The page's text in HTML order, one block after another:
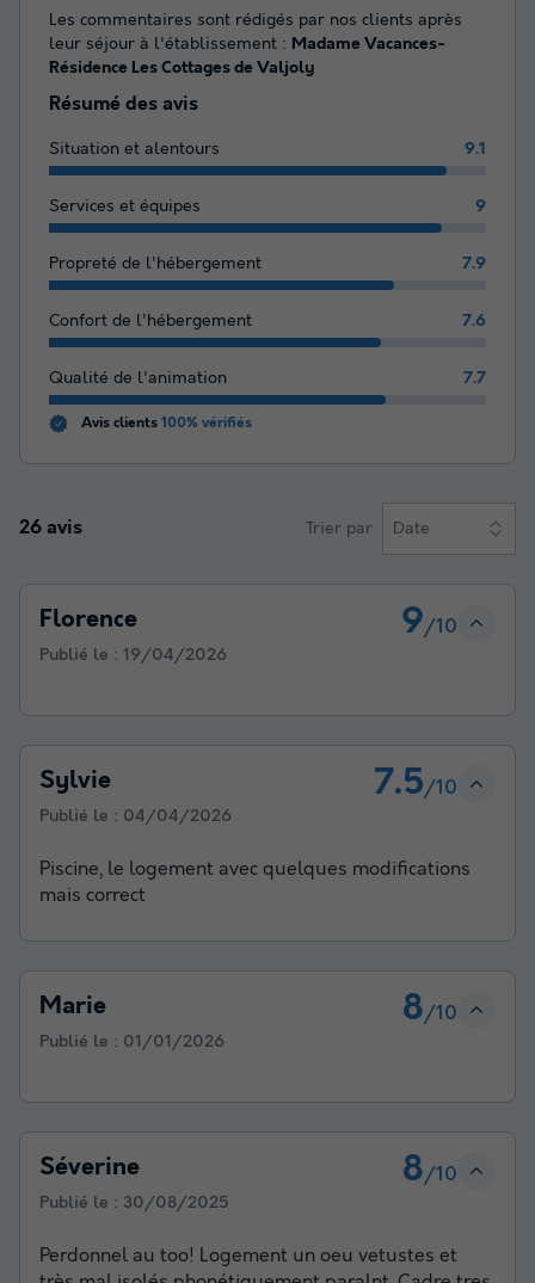
Les commentaires sont rédigés par nos clients après
leur séjour à l'établissement : Madame Vacances-
Résidence Les Cottages de Valjoly
Résumé des avis
Situation et alentours 9.1
Services et équipes 9
Propreté de l'hébergement 7.9
Confort de l'hébergement 7.6
Qualité de l'animation 7.7
Avis clients 100% vérifiés
26 avis Trier par Date
Florence 9/10
Publié le : 19/04/2026
Sylvie 7.5/10
Publié le : 04/04/2026
Piscine, le logement avec quelques modifications
mais correct
Marie 8/10
Publié le : 01/01/2026
Séverine 8/10
Publié le : 30/08/2025
Perdonnel au too! Logement un oeu vetustes et